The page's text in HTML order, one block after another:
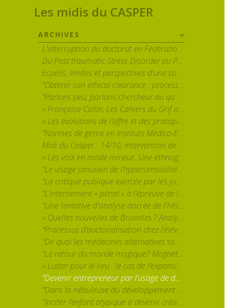
Les midis du CASPER
ARCHIVES
L'interruption du doctorat en Fédération Wallonie-Bruxelles : approche qualitative - par Baptiste Dethier
Du Post traumatic Stress Disorder au Post traumatic Growth Order? - Mayssa Rekhis
Ecueils, limites et perspectives d'une sociologie de la pratique psychanalytique - par Charlène Charles
"Obtenir son ethical clearance : processus et enjeux de l'éthique de la recherche européenne." - par Nicolas Marquis
"Parlons peu, parlons chercheur au quotidien... sur son terrain " - par Louis Bertrand, Fadoua Messaoudi et Cédric Tant
« Françoise Collin, Les Cahiers du Grif and insurrectional feminism: the virtues and challenges of a praxis-based philosophy » - par Teresa Hoogeveen
« Les évolutions de l’offre et des pratiques de thérapies psychologiques dans la psychiatrie publique. » - par Elsa Forner-Ordioni
"Normes de genre en Instituts Médico-Educatifs : différenciation sexuée et normalisation. " par Adrien Primerano
Midi du Casper : 14/10, intervention de Marylou Hamm
« Les voix en mode mineur. Une ethnographie d’un groupe d’entendeurs de voix en ligne. » par Roxane Gabet
"Le visage janusien de l’hypersensibilité. Sociogenèse d’un bien symbolique, entre catégorie profane et concept scientifique." par Alex Maignan
"La critique publique exercée par les journalistes et les politiques au sein de leur relation. Dimensions métadiscursives et démocratie lors de l’« affaire » François de Rugy contre Mediapart." par Cédric Tant
"L’internement « pénal » à l’épreuve de la désinstitutionalisation" par Sophie De Spiegeleir
"Une tentative d'analyse ancrée de l'hésitation vaccinale des jeunes dans deux quartiers populaires bruxellois" par Renaud Maes
« Quelles nouvelles de Bruxelles ? Analyse des pratiques participatives dans un écosystème médiatique local. » par Victor Wiard
"Processus d’auctorialisation chez l’élève, l’étudiant et le (futur) enseignant." par Caroline Scheepers
"De quoi les médecines alternatives sont-elles le nom ? Éléments pour une sociologie des alternatives de santé." par Adrien Kurek
"Le retour du monde magique? Magnétisme, chamanisme et conflits de modernités." par Fanny Charrasse
« Lutter pour le lieu : le cas de l’expansion de l’aéroport de Liège » par Lucile Denis
“Devenir entrepreneur par l’usage de développement personnel : une sociologie politique du travail de transformation de soi” par Heiko Royet-Galante
"Dans la nébuleuse du développement personnel : du "cocon" à l'espace des pratiques." par Victor Chareyron
"Inciter l’enfant atypique à devenir créatif. Pratiques artistiques et redéfinitions du normal." par Etienne Beylot